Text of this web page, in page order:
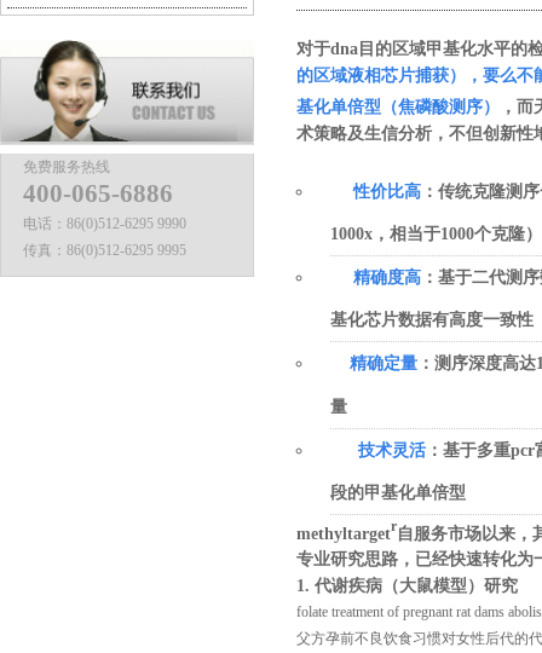
免费服务热线
400-065-6886
电话： 86(0)512-6295 9990
传真： 86(0)512-6295 9995
对于dna 目的区域甲基化水平的
的区域液相芯片捕获）
， 要么不
基化单倍型（焦磷酸测序）
，
术策略及生信分析，不但创新
性价比高 ：传统克隆测
1000x，相当于1000个克隆）
精确度高 ：基于二代测
基化芯片数据有高度一致性
精确定量 ：测序深度高达
量
技术灵活 ：基于多重pcr
段的甲基化单倍型
methyltargetr自服务市场以来，
专业研究思路，已经快速转化为
1. 代谢疾病（大鼠模型）研究
folate treatment of pregnant rat dams
父方孕前不良饮食习惯对女性后代的